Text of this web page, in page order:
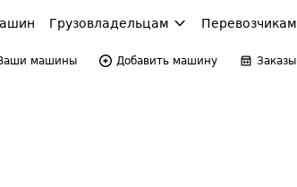
Грузовладельцам Перевозчикам
машины Добавить машину Заказы